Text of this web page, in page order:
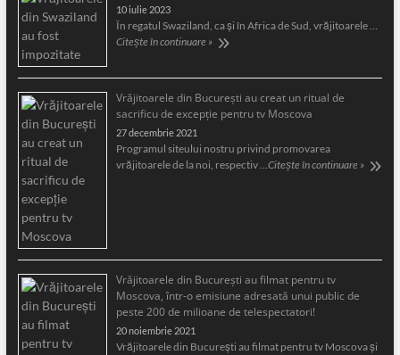
10 iulie 2023
În regatul Swaziland, ca și în Africa de Sud, vrăjitoarele …
Citește în continuare »
Vrăjitoarele din București au creat un ritual de
sacrificu de excepție pentru tv Moscova
27 decembrie 2021
Programul siteului nostru privind promovarea
vrăjitoarele de la noi, respectiv …Citește în continuare »
Vrăjitoarele din București au filmat pentru tv
Moscova, într-o emisiune adresată unui public de
peste 200 de milioane de telespectatori!
20 noiembrie 2021
Vrăjitoarele din București au filmat pentru tv Moscova și